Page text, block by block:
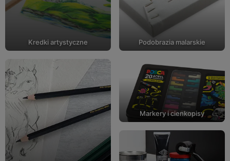
Kredki artystyczne Podobrazia malarskie
Markery i cienkopisy